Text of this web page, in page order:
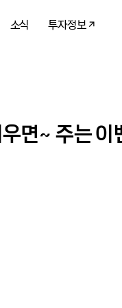
소식 투자정보
면~ 주는 이